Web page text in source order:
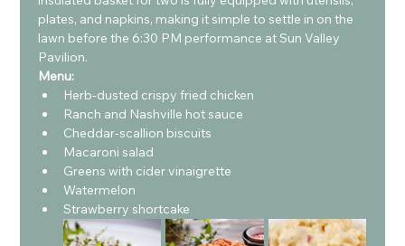
plates, and napkins, making it simple to settle in on the
lawn before the 6:30 PM performance at Sun Valley
Pavilion.
Menu:
Herb-dusted crispy fried chicken
Ranch and Nashville hot sauce
Cheddar-scallion biscuits
Macaroni salad
Greens with cider vinaigrette
Watermelon
Strawberry shortcake